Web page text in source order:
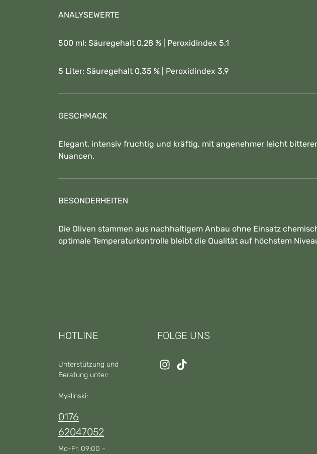
ANALYSEWERTE
500 ml: Säuregehalt 0,28 % | Peroxidindex 5,1
5 Liter: Säuregehalt 0,35 % | Peroxidindex 3,9
GESCHMACK
Elegant, intensiv fruchtig und kräftig, mit angenehmer leicht
Nuancen.
BESONDERHEITEN
Die Oliven stammen aus nachhaltigem Anbau ohne Einsatz
optimale Temperaturkontrolle bleibt die Qualität auf höchstem
HOTLINE
Unterstützung und
Beratung unter:
Myslinski:
0176
62047052
Mo-Fr, 09:00 -
FOLGE UNS